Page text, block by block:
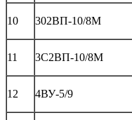
10 302ВП-10/8М
11 3С2ВП-10/8М
12 4ВУ-5/9